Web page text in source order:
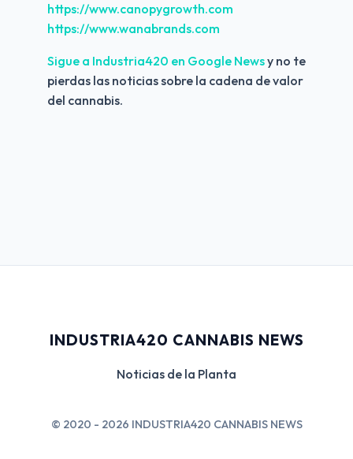
https://www.canopygrowth.com
https://www.wanabrands.com
Sigue a Industria420 en Google News y no te
pierdas las noticias sobre la cadena de valor
del cannabis.
INDUSTRIA420 CANNABIS NEWS
Noticias de la Planta
© 2020 - 2026 INDUSTRIA420 CANNABIS NEWS